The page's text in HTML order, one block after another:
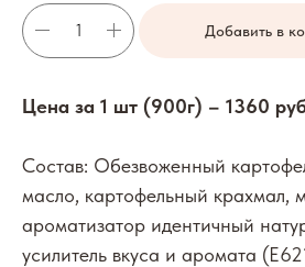
Добавить в
Цена за 1 шт (900г) – 1360
Состав: Обезвоженный
масло, картофельный крахмал,
ароматизатор идентичный
усилитель вкуса и аромата